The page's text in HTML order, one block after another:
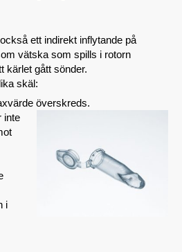
ett indirekt inflytande på
vätska som spills i rotorn
kärlet gått sönder.
skäl:
överskreds.
inte
i